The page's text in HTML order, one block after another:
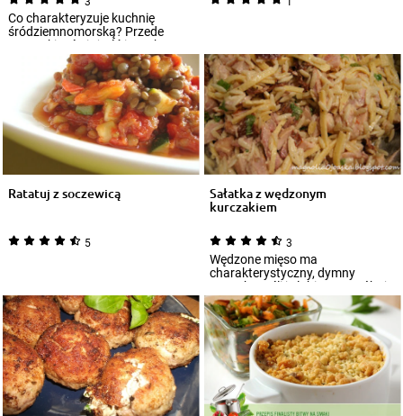
Co charakteryzuje kuchnię
śródziemnomorską? Przede
wszystkim świeżość i smak,
tworzony przez pomi...
Ratatuj z soczewicą
5
Sałatka z wędzonym
kurczakiem
3
Wędzone mięso ma
charakterystyczny, dymny
zapach. Jeśli je lubisz, wypróbuj
przepis na naszą sała...